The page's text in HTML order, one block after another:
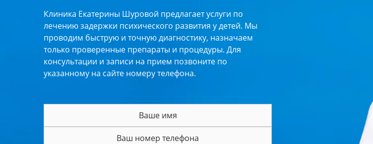
Клиника Екатерины Шуровой предлагает услуги по
лечению задержки психического развития у детей. Мы
проводим быструю и точную диагностику, назначаем
только проверенные препараты и процедуры. Для
консультации и записи на прием позвоните по
указанному на сайте номеру телефона.